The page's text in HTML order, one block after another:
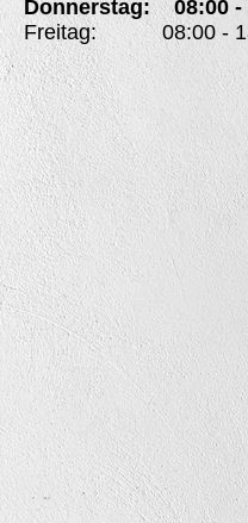
Donnerstag: 08:00 -
Freitag: 08:00 -